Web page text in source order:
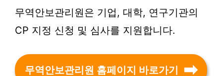
무역안보관리원은 기업, 대학, 연구기관의
CP 지정 신청 및 심사를 지원합니다.
무역안보관리원 홈페이지 바로가기